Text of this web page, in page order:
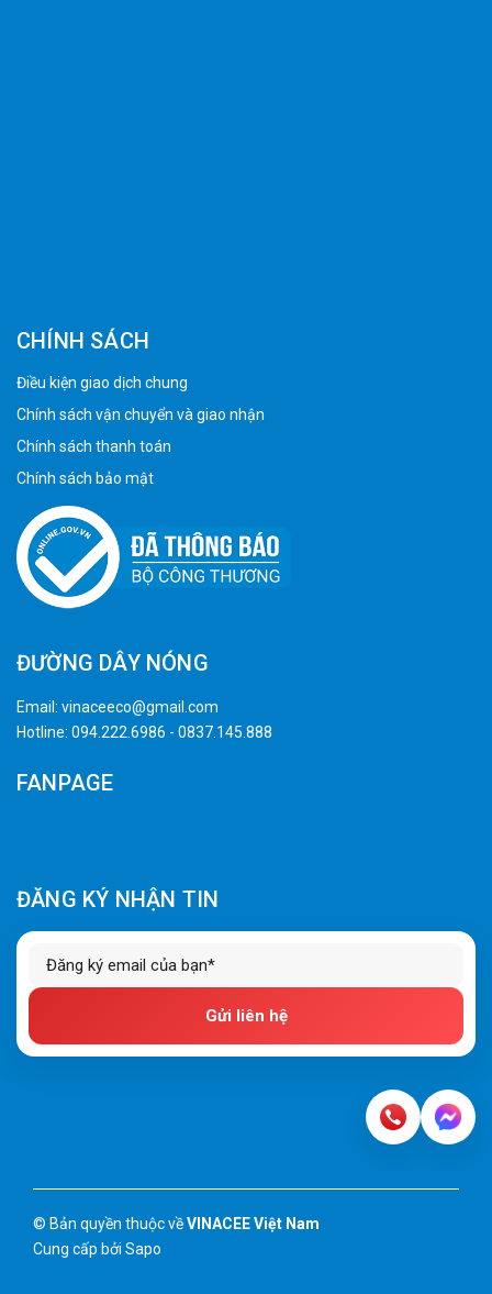
CHÍNH SÁCH
Điều kiện giao dịch chung
Chính sách vận chuyển và giao nhận
Chính sách thanh toán
Chính sách bảo mật
ĐƯỜNG DÂY NÓNG
Email: vinaceeco@gmail.com
Hotline: 094.222.6986 - 0837.145.888
FANPAGE
ĐĂNG KÝ NHẬN TIN
Gửi liên hệ
© Bản quyền thuộc vềVINACEE Việt Nam
Cung cấp bởi Sapo